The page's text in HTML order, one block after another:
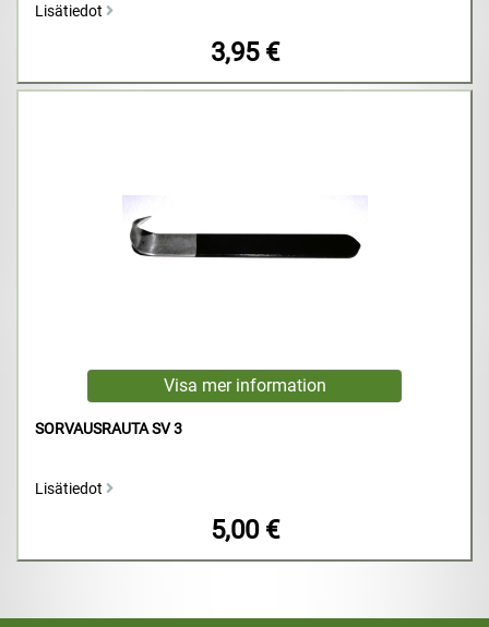
Lisätiedot
3,95 €
SORVAUSRAUTA SV 3
Lisätiedot
5,00 €